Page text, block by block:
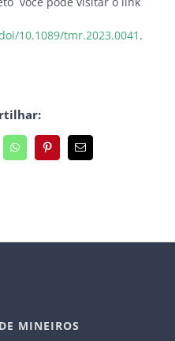
10.1089/tmr.2023.0041 .
WhatsAppPinterest
E-
mail
MINEIROS